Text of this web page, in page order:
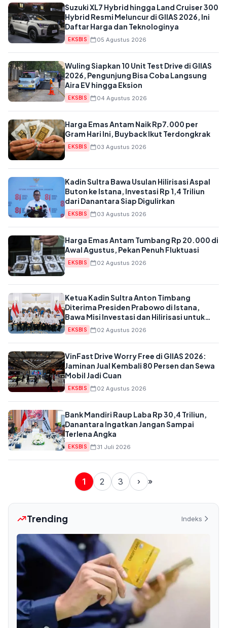
Suzuki XL7 Hybrid hingga Land Cruiser 300
Hybrid Resmi Meluncur di GIIAS 2026, Ini
Daftar Harga dan Teknologinya
EKSBIS 05 Agustus 2026
Wuling Siapkan 10 Unit Test Drive di GIIAS
2026, Pengunjung Bisa Coba Langsung
Aira EV hingga Eksion
EKSBIS 04 Agustus 2026
Harga Emas Antam Naik Rp7.000 per
Gram Hari Ini, Buyback Ikut Terdongkrak
EKSBIS 03 Agustus 2026
Kadin Sultra Bawa Usulan Hilirisasi Aspal
Buton ke Istana, Investasi Rp 1,4 Triliun
dari Danantara Siap Digulirkan
EKSBIS 03 Agustus 2026
Harga Emas Antam Tumbang Rp 20.000 di
Awal Agustus, Pekan Penuh Fluktuasi
EKSBIS 02 Agustus 2026
Ketua Kadin Sultra Anton Timbang
Diterima Presiden Prabowo di Istana,
Bawa Misi Investasi dan Hilirisasi untuk
Daerah
EKSBIS 02 Agustus 2026
VinFast Drive Worry Free di GIIAS 2026:
Jaminan Jual Kembali 80 Persen dan Sewa
Mobil Jadi Cuan
EKSBIS 02 Agustus 2026
Bank Mandiri Raup Laba Rp 30,4 Triliun,
Danantara Ingatkan Jangan Sampai
Terlena Angka
EKSBIS 31 Juli 2026
1 2 3 › »
Trending Indeks